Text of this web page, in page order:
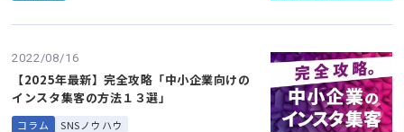
2022/08/16
【2025年最新】完全攻略「中小企業向けの
インスタ集客の方法１３選」
コラム SNSノウハウ